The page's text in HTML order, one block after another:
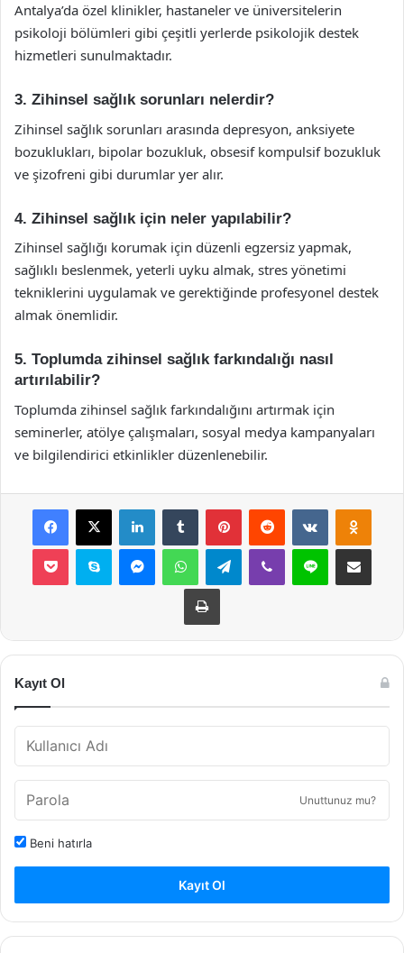
Antalya’da özel klinikler, hastaneler ve üniversitelerin
psikoloji bölümleri gibi çeşitli yerlerde psikolojik destek
hizmetleri sunulmaktadır.
3. Zihinsel sağlık sorunları nelerdir?
Zihinsel sağlık sorunları arasında depresyon, anksiyete
bozuklukları, bipolar bozukluk, obsesif kompulsif bozukluk
ve şizofreni gibi durumlar yer alır.
4. Zihinsel sağlık için neler yapılabilir?
Zihinsel sağlığı korumak için düzenli egzersiz yapmak,
sağlıklı beslenmek, yeterli uyku almak, stres yönetimi
tekniklerini uygulamak ve gerektiğinde profesyonel destek
almak önemlidir.
5. Toplumda zihinsel sağlık farkındalığı nasıl
artırılabilir?
Toplumda zihinsel sağlık farkındalığını artırmak için
seminerler, atölye çalışmaları, sosyal medya kampanyaları
ve bilgilendirici etkinlikler düzenlenebilir.
Facebook
X LinkedInTumblr PinterestReddit VKontakte
Pocket Skype MessengerWhatsAppTelegramViber Line E-Posta ile
Yazdır
Kayıt Ol
Unuttunuz mu?
Beni hatırla
Kayıt Ol